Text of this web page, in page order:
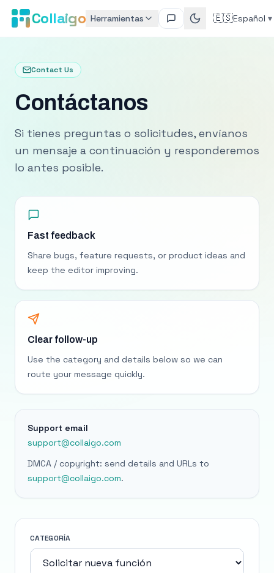
Collaigo Herramientas 🇪🇸Español ▾
Contact Us
Contáctanos
Si tienes preguntas o solicitudes, envíanos
un mensaje a continuación y responderemos
lo antes posible.
Fast feedback
Share bugs, feature requests, or product ideas and
keep the editor improving.
Clear follow-up
Use the category and details below so we can
route your message quickly.
Support email
support@collaigo.com
DMCA / copyright: send details and URLs to
support@collaigo.com.
CATEGORÍA